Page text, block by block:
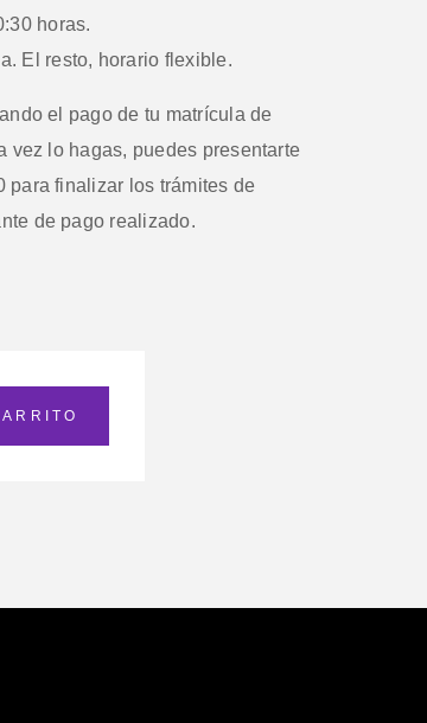
horas.
El resto, horario flexible.
el pago de tu matrícula de
vez lo hagas, puedes presentarte
para finalizar los trámites de
de pago realizado.